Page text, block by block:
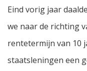
Eind vorig jaar
we naar de richting
rentetermijn van 10
staatsleningen een